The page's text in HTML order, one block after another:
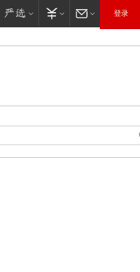
登录